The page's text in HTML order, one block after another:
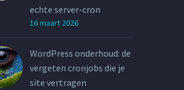
echte server-cron
16 maart 2026
WordPress onderhoud: de
vergeten cronjobs die je
site vertragen